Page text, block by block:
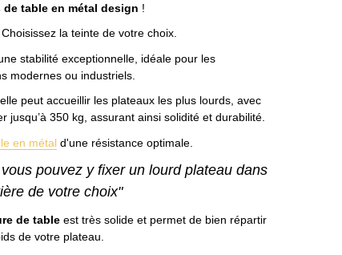
de table en métal design !
Choisissez la teinte de votre choix.
stabilité exceptionnelle, idéale pour les
modernes ou industriels.
, elle peut accueillir les plateaux les plus lourds, avec
jusqu’à 350 kg, assurant ainsi solidité et durabilité.
en métal d'une résistance optimale.
pouvez y fixer un lourd plateau dans
de votre choix"
de tableest très solide et permet de bien répartir
de votre plateau.